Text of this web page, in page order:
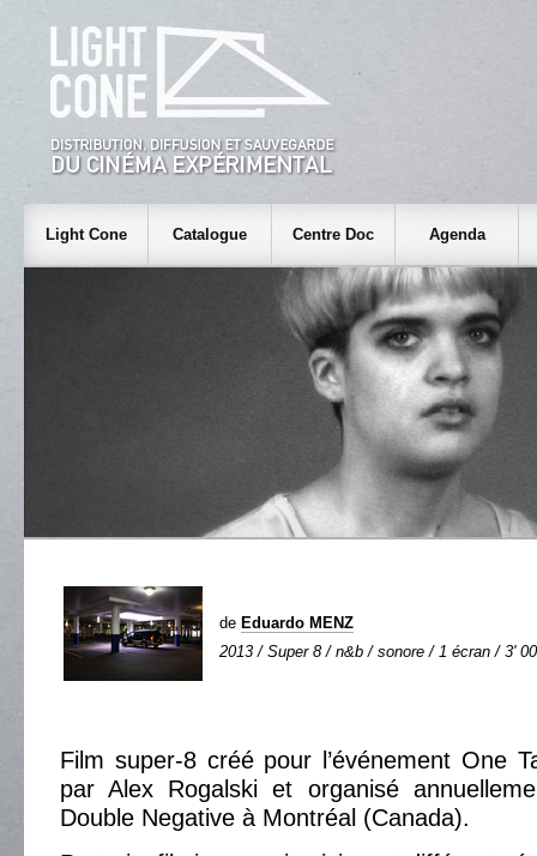
Light Cone Catalogue Centre Doc Agenda
de Eduardo MENZ
2013 / Super 8 / n&b / sonore / 1 écran / 3' 00
Film super-8 créé pour l’événement One
par Alex Rogalski et organisé
Double Negative à Montréal (Canada).